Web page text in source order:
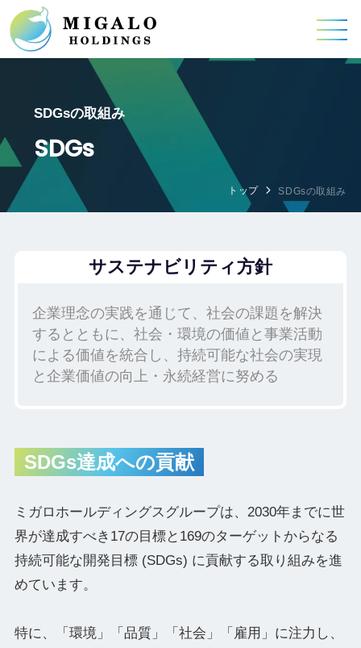
SDGsの取組み
SDGs
トップ SDGsの取組み
サステナビリティ方針
企業理念の実践を通じて、社会の課題を解決
するとともに、社会・環境の価値と事業活動
による価値を統合し、持続可能な社会の実現
と企業価値の向上・永続経営に努める
SDGs達成への貢献
ミガロホールディングスグループは、2030年までに世
界が達成すべき17の目標と169のターゲットからなる
持続可能な開発目標 (SDGs) に貢献する取り組みを進
めています。
特に、「環境」「品質」「社会」「雇用」に注力し、